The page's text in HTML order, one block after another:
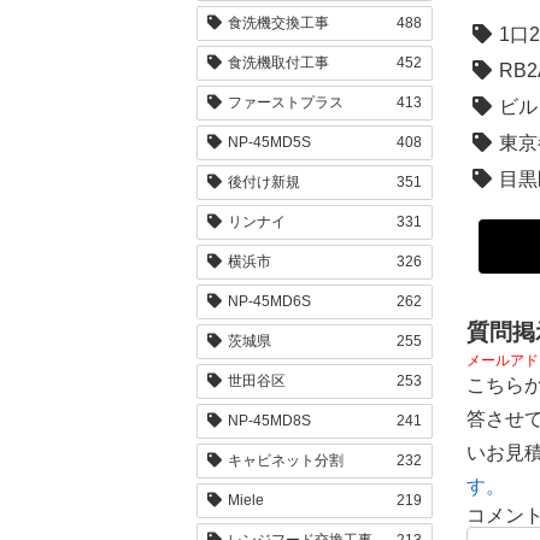
1口
ビ
東
目
質問
メールア
こちら
答させ
いお見
す。
コメン
食洗機交換工事 488
食洗機取付工事 452
ファーストプラス 413
NP-45MD5S 408
後付け新規 351
リンナイ 331
横浜市 326
NP-45MD6S 262
茨城県 255
世田谷区 253
NP-45MD8S 241
キャビネット分割 232
Miele 219